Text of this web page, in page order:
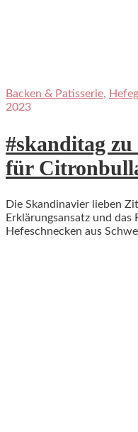
Backen & Patisserie,
2023
#skanditag
für
Die Skandinavier lieben
Erklärungsansatz und
Hefeschnecken aus